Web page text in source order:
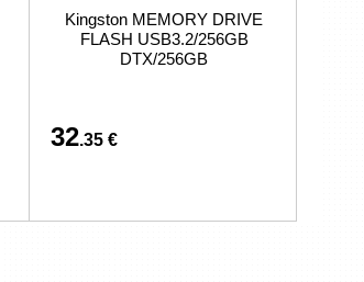
Kingston MEMORY DRIVE
FLASH USB3.2/256GB
DTX/256GB
32.35 €